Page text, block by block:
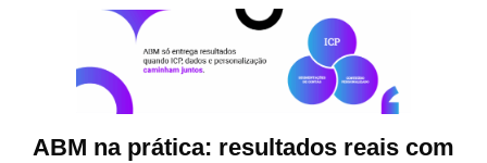
ABM na prática: resultados reais com